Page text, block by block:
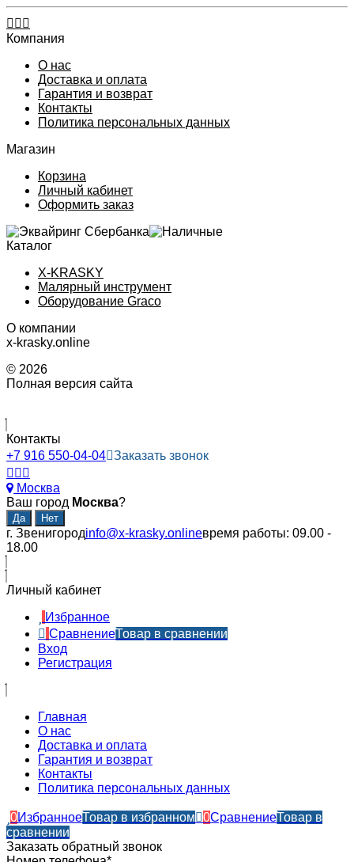
Компания
О нас
Доставка и оплата
Гарантия и возврат
Контакты​
Политика персональных данных
Магазин
Корзина
Личный кабинет
Оформить заказ
Каталог
X-KRASKY
Малярный инструмент
Оборудование Graco
О компании
x-krasky.online
© 2026
Полная версия сайта
Контакты
+7 916 550-04-04 Заказать звонок
Москва
Ваш город Москва?
г. Звенигородinfo@x-krasky.onlineвремя работы: 09.00 -
18.00
Личный кабинет
Избранное
СравнениеТовар в сравнении
Вход
Регистрация
Главная
О нас
Доставка и оплата
Гарантия и возврат
Контакты​
Политика персональных данных
0ИзбранноеТовар в избранном 0СравнениеТовар в
сравнении
Заказать обратный звонок